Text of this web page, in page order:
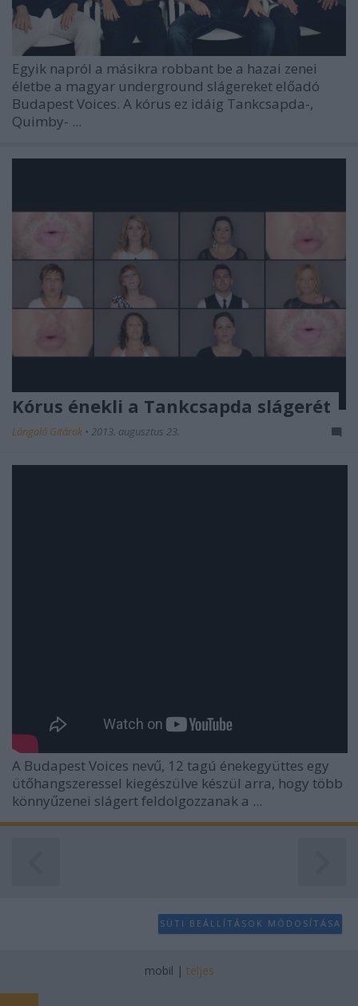
Egyik napról a másikra robbant be a hazai zenei
életbe a magyar underground slágereket előadó
Budapest Voices. A kórus ez idáig Tankcsapda-,
Quimby- ...
Kórus énekli a Tankcsapda slágerét
Lángoló Gitárok • 2013. augusztus 23.
A Budapest Voices nevű, 12 tagú énekegyüttes egy
ütőhangszeressel kiegészülve készül arra, hogy több
könnyűzenei slágert feldolgozzanak a ...
SÜTI BEÁLLÍTÁSOK MÓDOSÍTÁSA
mobil | teljes